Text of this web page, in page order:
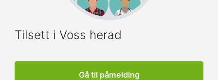
Tilsett i Voss herad
Gå til påmelding